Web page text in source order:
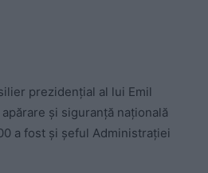
prezidențial al lui Emil
și siguranță națională
a fost și șeful Administrației